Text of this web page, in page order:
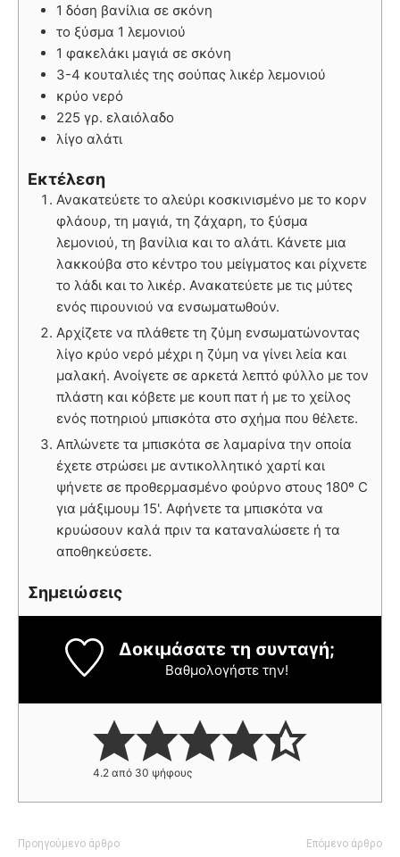
1 δόση βανίλια σε σκόνη
το ξύσμα 1 λεμονιού
1 φακελάκι μαγιά σε σκόνη
3-4 κουταλιές της σούπας λικέρ λεμονιού
κρύο νερό
225 γρ. ελαιόλαδο
λίγο αλάτι
Εκτέλεση
Ανακατεύετε το αλεύρι κοσκινισμένο με το κορν
φλάουρ, τη μαγιά, τη ζάχαρη, το ξύσμα
λεμονιού, τη βανίλια και το αλάτι. Κάνετε μια
λακκούβα στο κέντρο του μείγματος και ρίχνετε
το λάδι και το λικέρ. Ανακατεύετε με τις μύτες
ενός πιρουνιού να ενσωματωθούν.
Αρχίζετε να πλάθετε τη ζύμη ενσωματώνοντας
λίγο κρύο νερό μέχρι η ζύμη να γίνει λεία και
μαλακή. Ανοίγετε σε αρκετά λεπτό φύλλο με τον
πλάστη και κόβετε με κουπ πατ ή με το χείλος
ενός ποτηριού μπισκότα στο σχήμα που θέλετε.
Απλώνετε τα μπισκότα σε λαμαρίνα την οποία
έχετε στρώσει με αντικολλητικό χαρτί και
ψήνετε σε προθερμασμένο φούρνο στους 180º C
για μάξιμουμ 15'. Αφήνετε τα μπισκότα να
κρυώσουν καλά πριν τα καταναλώσετε ή τα
αποθηκεύσετε.
Σημειώσεις
Δοκιμάσατε τη συνταγή;
Βαθμολογήστε την!
4.2 από 30 ψήφους
Προηγούμενο άρθρο Επόμενο άρθρο